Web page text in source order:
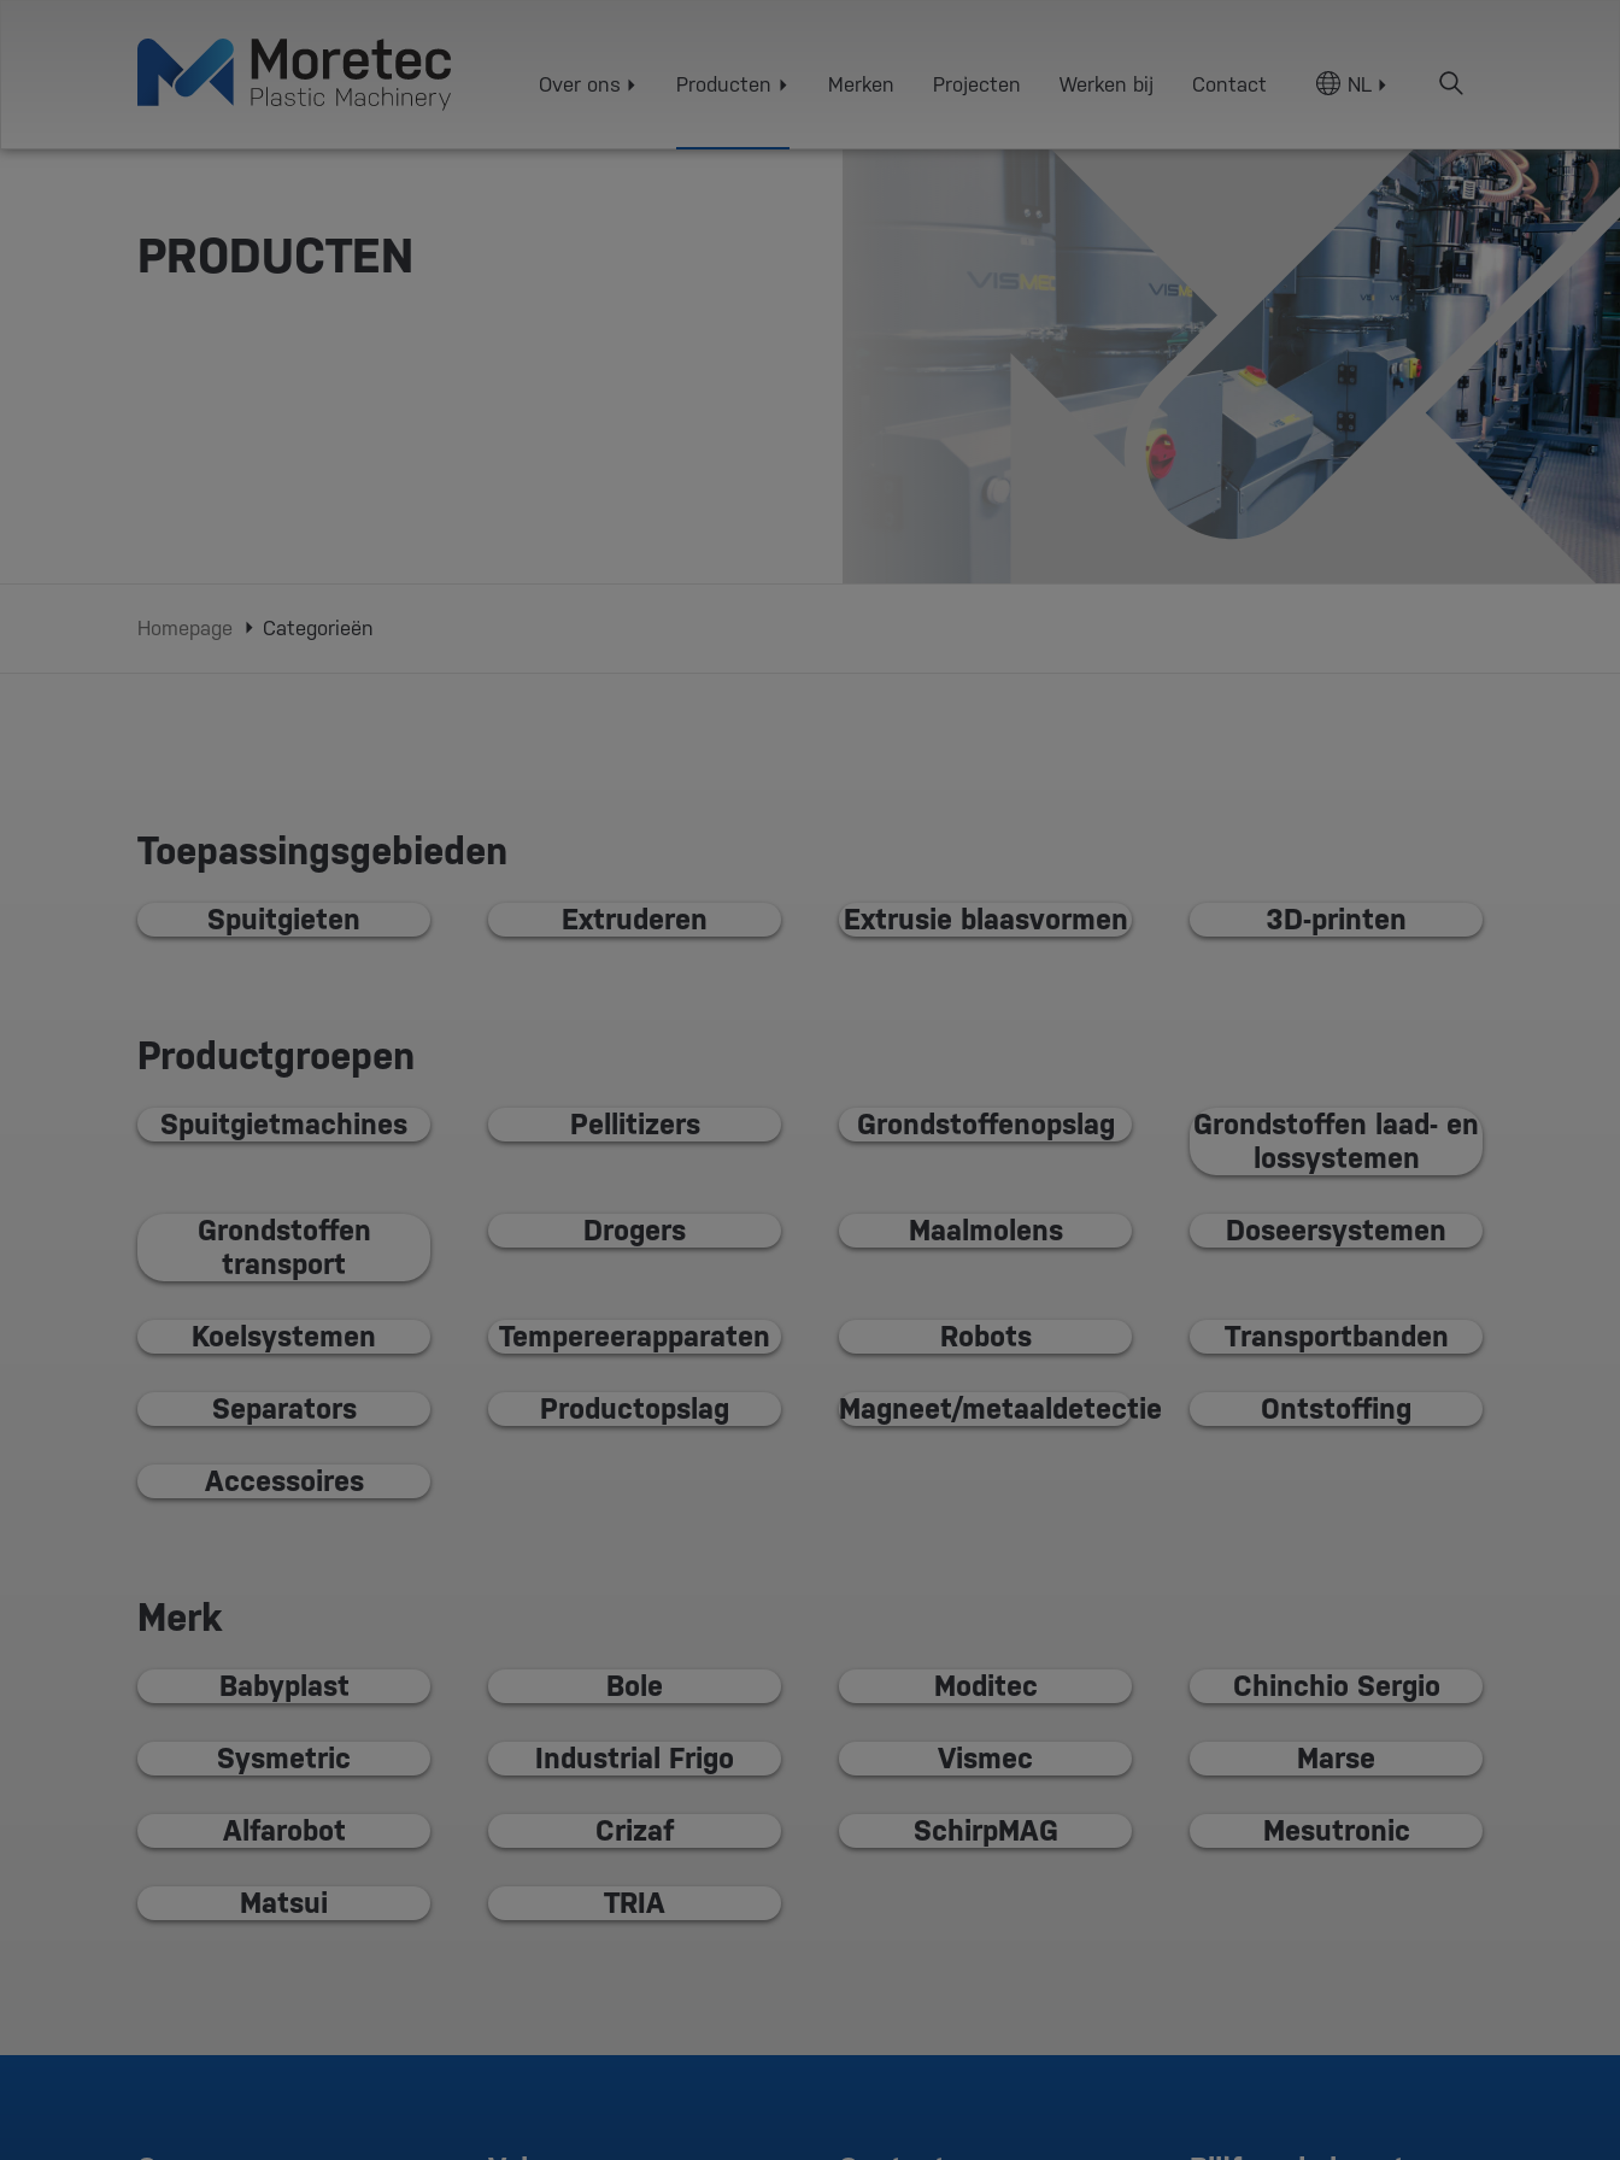
Over ons Producten Merken Projecten Werken bij Contact NL
PRODUCTEN
Homepage Categorieën
Toepassingsgebieden
Spuitgieten Extruderen Extrusie blaasvormen 3D-printen
Productgroepen
Spuitgietmachines Pellitizers Grondstoffenopslag
Grondstoffen laad- en
lossystemen
Grondstoffen
transport
Drogers Maalmolens Doseersystemen
Koelsystemen Tempereerapparaten Robots Transportbanden
Separators Productopslag Magneet/metaaldetectie Ontstoffing
Accessoires
Merk
Babyplast Bole Moditec Chinchio Sergio
Sysmetric Industrial Frigo Vismec Marse
Alfarobot Crizaf SchirpMAG Mesutronic
Matsui TRIA